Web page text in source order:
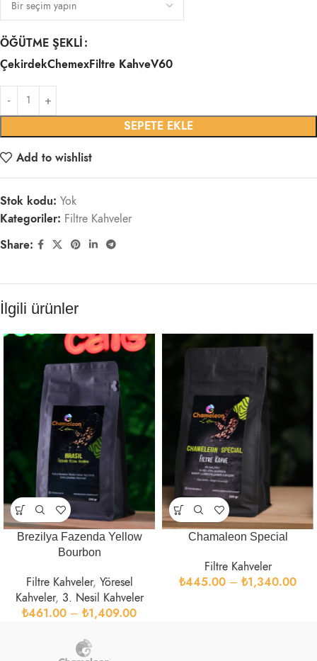
ÖĞÜTME ŞEKLI
ÇekirdekChemexFiltre KahveV60
SEPETE EKLE
Add to wishlist
Stok kodu: Yok
Kategoriler: Filtre Kahveler
Share:
İlgili ürünler
Brezilya Fazenda Yellow
Bourbon
Filtre Kahveler, Yöresel
Kahveler, 3. Nesil Kahveler
₺461.00 – ₺1,409.00
Chamaleon Special
Filtre Kahveler
₺445.00 – ₺1,340.00